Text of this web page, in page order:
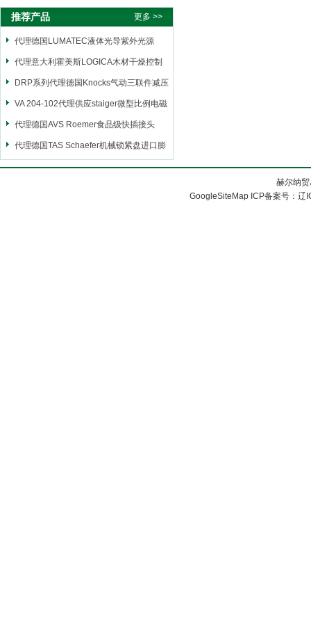
推荐产品 更多 >>
代理德国LUMATEC液体光导紫外光源
代理意大利霍美斯LOGICA木材干燥控制
仪
DRP系列代理德国Knocks气动三联件减压
阀
VA 204-102代理供应staiger微型比例电磁
阀
代理德国AVS Roemer食品级快插接头
代理德国TAS Schaefer机械锁紧盘进口膨
胀套
赫尔纳
GoogleSiteMap ICP备案号：辽